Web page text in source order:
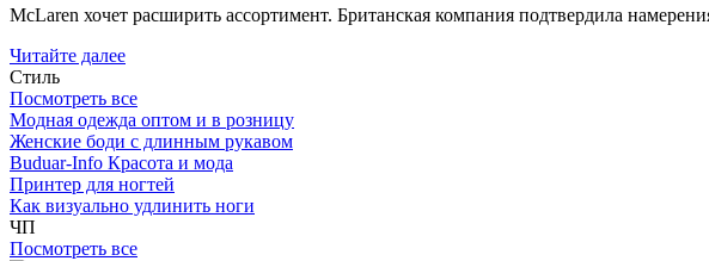
McLaren хочет расширить ассортимент. Британская компания подтвердила
Читайте далее
Стиль
Посмотреть все
Модная одежда оптом и в розницу
Женские боди с длинным рукавом
Buduar-Info Красота и мода
Принтер для ногтей
Как визуально удлинить ноги
ЧП
Посмотреть все